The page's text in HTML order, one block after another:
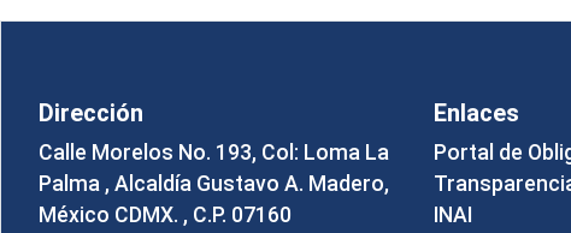
Dirección
Calle Morelos No. 193, Col: Loma La
Palma , Alcaldía Gustavo A. Madero,
México CDMX. , C.P. 07160
Enlaces
Portal de
INAI